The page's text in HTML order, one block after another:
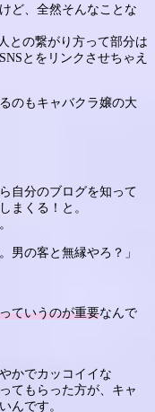
ど、全然そんなことな
との繋がり方って部分は
とをリンクさせちゃえ
のもキャバクラ嬢の大
自分のブログを知って
まくる！と。
男の客と無縁やろ？」
ていうのが重要なんで
かでカッコイイな
てもらった方が、キャ
んです。